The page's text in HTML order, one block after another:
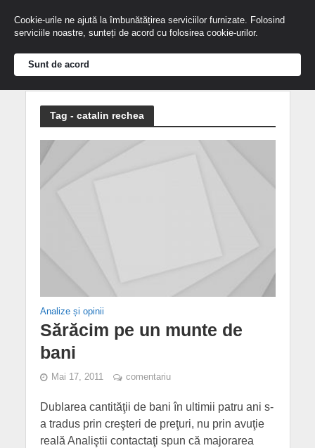
Tag - catalin rechea
Analize și opinii
Sărăcim pe un munte de
bani
Mai 17, 2011 comentariu
Dublarea cantităţii de bani în ultimii patru ani s-
a tradus prin creşteri de preţuri, nu prin avuţie
reală Analiştii contactaţi spun că majorarea
Cookie-urile ne ajută la îmbunătățirea serviciilor furnizate. Folosind
serviciile noastre, sunteți de acord cu folosirea cookie-urilor.
Sunt de acord